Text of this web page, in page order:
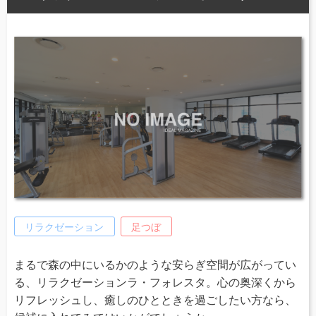
リラクゼーション 足つぼ
まるで森の中にいるかのような安らぎ空間が広がってい
る、リラクゼーションラ・フォレスタ。心の奥深くから
リフレッシュし、癒しのひとときを過ごしたい方なら、